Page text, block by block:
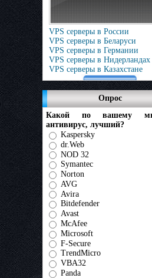
VPS серверы в России
VPS серверы в Беларуси
VPS серверы в Германии
VPS серверы в Нидерландах
VPS серверы в Казахстане
Опрос
Какой по вашему
антивирус, лучший?
Kaspersky
dr.Web
NOD 32
Symantec
Norton
AVG
Avira
Bitdefender
Avast
McAfee
Microsoft
F-Secure
TrendMicro
VBA32
Panda